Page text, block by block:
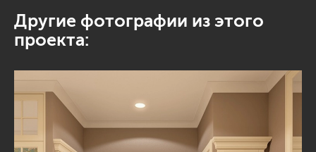
Другие фотографии из этого
проекта: